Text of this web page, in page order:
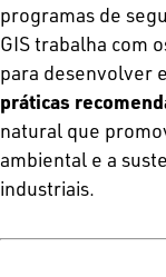
programas de
GIS trabalha com
para desenvolver
práticas
natural que
ambiental e a
industriais.